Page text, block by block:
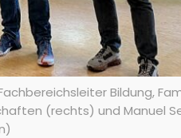
Bildung,
(rechts) und Manuel